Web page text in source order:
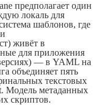
предполагает один
локаль для
шаблонов, где
живёт в
для приложения
— в YAML на
объединяет пять
текстовых
Модель метаданных
скриптов.